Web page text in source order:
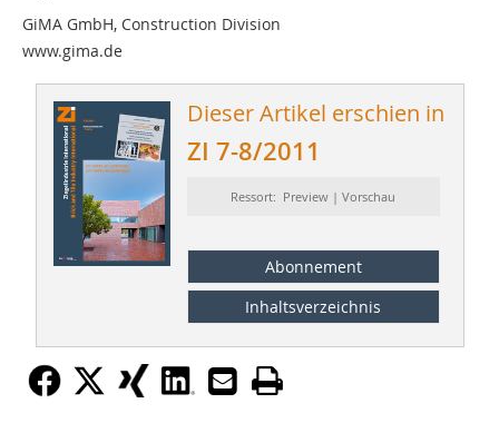
GiMA GmbH, Construction Division
www.gima.de
Dieser Artikel erschien in
ZI 7-8/2011
Ressort: Preview | Vorschau
Abonnement
Inhaltsverzeichnis